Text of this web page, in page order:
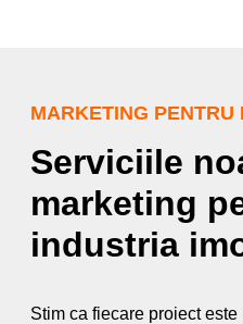
MARKETING
Serviciile
marketing
industria
Stim ca fiecare proiect